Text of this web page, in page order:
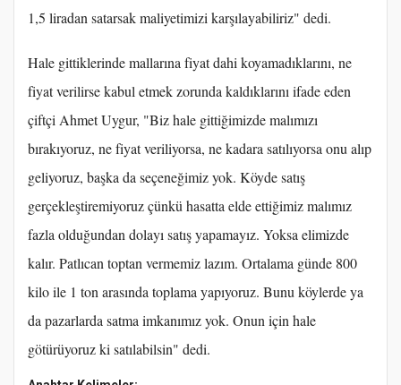
1,5 liradan satarsak maliyetimizi karşılayabiliriz" dedi.
Hale gittiklerinde mallarına fiyat dahi koyamadıklarını, ne
fiyat verilirse kabul etmek zorunda kaldıklarını ifade eden
çiftçi Ahmet Uygur, "Biz hale gittiğimizde malımızı
bırakıyoruz, ne fiyat veriliyorsa, ne kadara satılıyorsa onu alıp
geliyoruz, başka da seçeneğimiz yok. Köyde satış
gerçekleştiremiyoruz çünkü hasatta elde ettiğimiz malımız
fazla olduğundan dolayı satış yapamayız. Yoksa elimizde
kalır. Patlıcan toptan vermemiz lazım. Ortalama günde 800
kilo ile 1 ton arasında toplama yapıyoruz. Bunu köylerde ya
da pazarlarda satma imkanımız yok. Onun için hale
götürüyoruz ki satılabilsin" dedi.